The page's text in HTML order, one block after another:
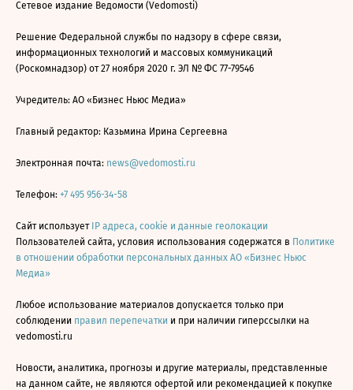
Сетевое издание Ведомости (Vedomosti)
Решение Федеральной службы по надзору в сфере связи,
информационных технологий и массовых коммуникаций
(Роскомнадзор) от 27 ноября 2020 г. ЭЛ № ФС 77-79546
Учредитель: АО «Бизнес Ньюс Медиа»
Главный редактор: Казьмина Ирина Сергеевна
Электронная почта: news@vedomosti.ru
Телефон: +7 495 956-34-58
Сайт использует IP адреса, cookie и данные геолокации
Пользователей сайта, условия использования содержатся в Политике
в отношении обработки персональных данных АО «Бизнес Ньюс
Медиа»
Любое использование материалов допускается только при
соблюдении правил перепечатки и при наличии гиперссылки на
vedomosti.ru
Новости, аналитика, прогнозы и другие материалы, представленные
на данном сайте, не являются офертой или рекомендацией к покупке